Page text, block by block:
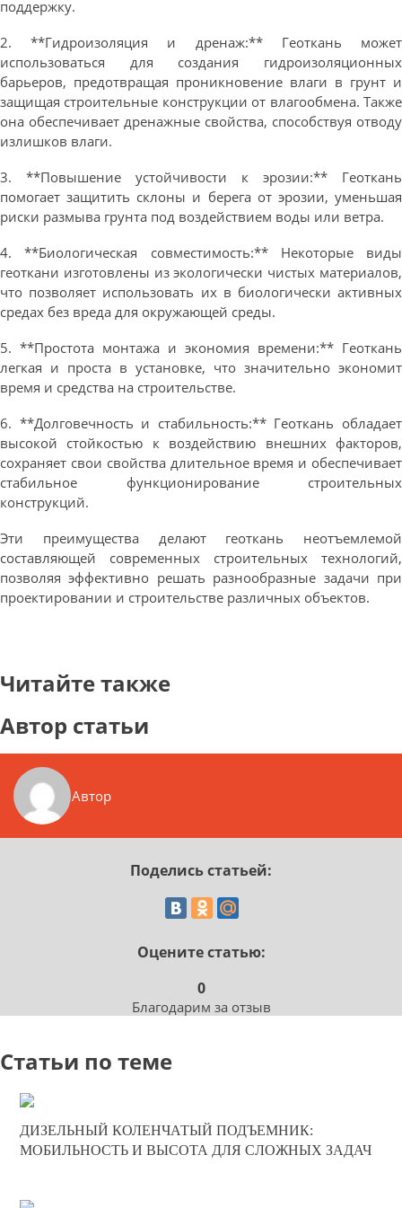
поддержку.
2. **Гидроизоляция и дренаж:** Геоткань может
использоваться для создания гидроизоляционных
барьеров, предотвращая проникновение влаги в грунт и
защищая строительные конструкции от влагообмена. Также
она обеспечивает дренажные свойства, способствуя отводу
излишков влаги.
3. **Повышение устойчивости к эрозии:** Геоткань
помогает защитить склоны и берега от эрозии, уменьшая
риски размыва грунта под воздействием воды или ветра.
4. **Биологическая совместимость:** Некоторые виды
геоткани изготовлены из экологически чистых материалов,
что позволяет использовать их в биологически активных
средах без вреда для окружающей среды.
5. **Простота монтажа и экономия времени:** Геоткань
легкая и проста в установке, что значительно экономит
время и средства на строительстве.
6. **Долговечность и стабильность:** Геоткань обладает
высокой стойкостью к воздействию внешних факторов,
сохраняет свои свойства длительное время и обеспечивает
стабильное функционирование строительных
конструкций.
Эти преимущества делают геоткань неотъемлемой
составляющей современных строительных технологий,
позволяя эффективно решать разнообразные задачи при
проектировании и строительстве различных объектов.
Читайте также
Автор статьи
Автор
Поделись статьей:
Оцените статью:
0
Благодарим за отзыв
Статьи по теме
0
ДИЗЕЛЬНЫЙ КОЛЕНЧАТЫЙ ПОДЪЕМНИК:
МОБИЛЬНОСТЬ И ВЫСОТА ДЛЯ СЛОЖНЫХ ЗАДАЧ